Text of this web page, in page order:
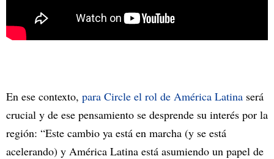
En ese contexto, para Circle el rol de América Latina será
crucial y de ese pensamiento se desprende su interés por la
región: “Este cambio ya está en marcha (y se está
acelerando) y América Latina está asumiendo un papel de